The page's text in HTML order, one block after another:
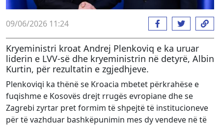
09/06/2026 11:24
Kryeministri kroat Andrej Plenkoviq e ka uruar
liderin e LVV-së dhe kryeministrin në detyrë, Albin
Kurtin, për rezultatin e zgjedhjeve.
Plenkoviqi ka thënë se Kroacia mbetet përkrahëse e
fuqishme e Kosovës drejt rrugës evropiane dhe se
Zagrebi zyrtar pret formim të shpejtë të institucioneve
për të vazhduar bashkëpunimin mes dy vendeve në të